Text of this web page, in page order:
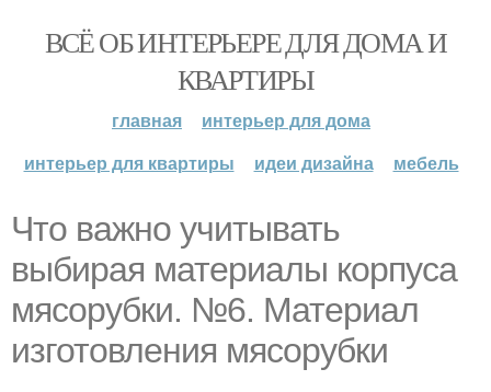
ВСЁ ОБ ИНТЕРЬЕРЕ ДЛЯ ДОМА И
КВАРТИРЫ
главная
интерьер для дома
интерьер для квартиры
идеи дизайна мебель
Что важно учитывать
выбирая материалы корпуса
мясорубки. №6. Материал
изготовления мясорубки